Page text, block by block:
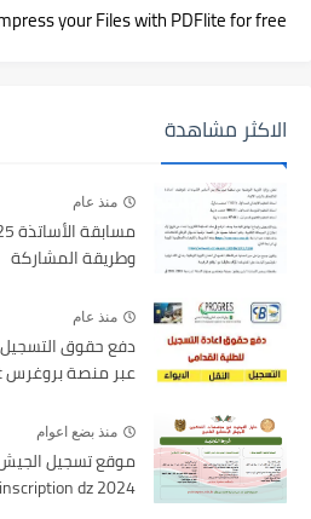
your Files with PDFlite for free!
الاكثر مشاهدة
منذ عام
وطريقة المشاركة
منذ عام
عبر منصة بروغرس progres epaiement
منذ بضع اعوام
dz 2024